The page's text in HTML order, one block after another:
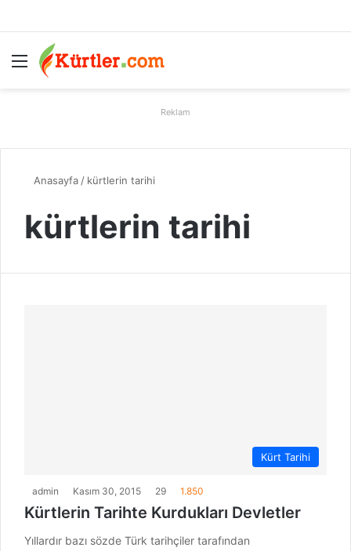
Menü
Reklam
Anasayfa / kürtlerin tarihi
kürtlerin tarihi
Kürt Tarihi
admin Kasım 30, 2015 29 1.850
Kürtlerin Tarihte Kurdukları Devletler
Yıllardır bazı sözde Türk tarihçiler tarafından